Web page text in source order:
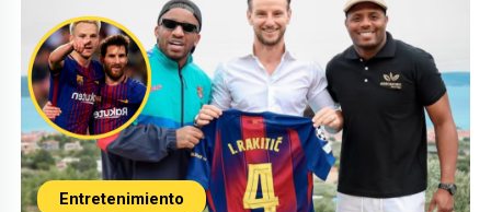
Entretenimiento